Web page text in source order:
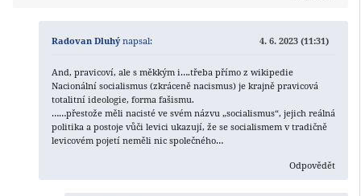
Radovan Dluhý napsal: 4. 6. 2023 (11:31)
And, pravicoví, ale s měkkým i….třeba přímo z wikipedie
Nacionální socialismus (zkráceně nacismus) je krajně pravicová
totalitní ideologie, forma fašismu.
……přestože měli nacisté ve svém názvu „socialismus“, jejich reálná
politika a postoje vůči levici ukazují, že se socialismem v tradičně
levicovém pojetí neměli nic společného…
Odpovědět